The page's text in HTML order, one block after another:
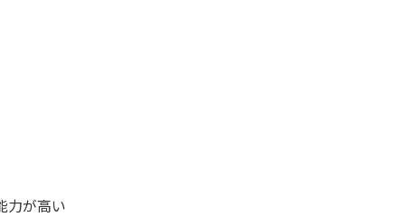
力が高い